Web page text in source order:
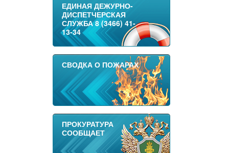
ЕДИНАЯ ДЕЖУРНО-
ДИСПЕТЧЕРСКАЯ
СЛУЖБА 8 (3466) 41-
13-34
СВОДКА О ПОЖАРАХ
ПРОКУРАТУРА
СООБЩАЕТ